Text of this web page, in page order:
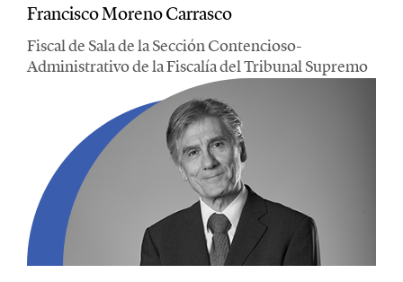
Francisco Moreno Carrasco
Francisco Moreno Carrasco
Fiscal de Sala de la Sección Contencioso-
Administrativo de la Fiscalía del Tribunal Supremo